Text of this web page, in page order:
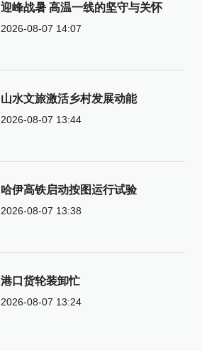
迎峰战暑 高温一线的坚守与关怀
2026-08-07 14:07
山水文旅激活乡村发展动能
2026-08-07 13:44
哈伊高铁启动按图运行试验
2026-08-07 13:38
港口货轮装卸忙
2026-08-07 13:24